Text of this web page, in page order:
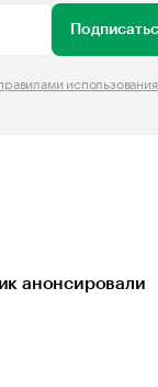
использования
анонсировали